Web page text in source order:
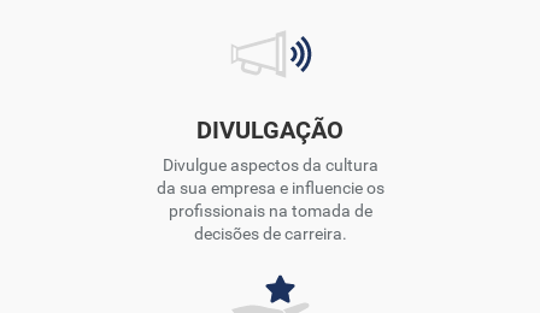
DIVULGAÇÃO
Divulgue aspectos da cultura
da sua empresa e influencie os
profissionais na tomada de
decisões de carreira.